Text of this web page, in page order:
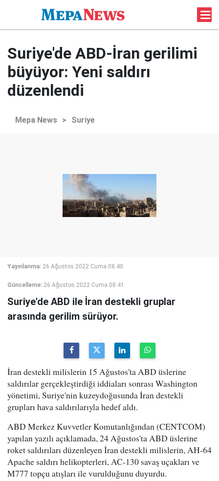
Suriye'de ABD-İran gerilimi
büyüyor: Yeni saldırı
düzenlendi
Mepa News > Suriye
Yayınlanma: 26 Ağustos 2022 Cuma 08:40
Güncelleme: 26 Ağustos 2022 Cuma 08:41
Suriye'de ABD ile İran destekli gruplar
arasında gerilim sürüyor.
İran destekli milislerin 15 Ağustos'ta ABD üslerine
saldırılar gerçekleştirdiği iddiaları sonrası Washington
yönetimi, Suriye'nin kuzeydoğusunda İran destekli
grupları hava saldırılarıyla hedef aldı.
ABD Merkez Kuvvetler Komutanlığından (CENTCOM)
yapılan yazılı açıklamada, 24 Ağustos'ta ABD üslerine
roket saldırıları düzenleyen İran destekli milislerin, AH-64
Apache saldırı helikopterleri, AC-130 savaş uçakları ve
M777 topçu atışları ile vurulduğunu duyurdu.